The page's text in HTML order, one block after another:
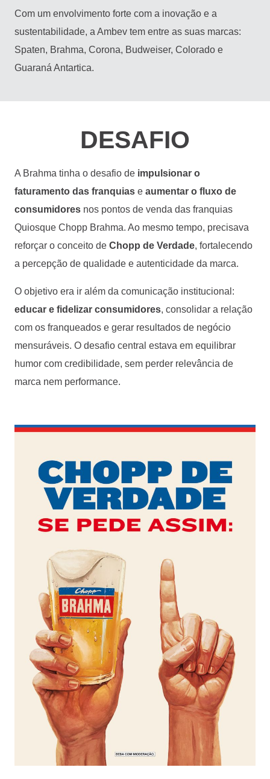
Com um envolvimento forte com a inovação e a
sustentabilidade, a Ambev tem entre as suas marcas:
Spaten, Brahma, Corona, Budweiser, Colorado e
Guaraná Antartica.
DESAFIO
A Brahma tinha o desafio de impulsionar o
faturamento das franquias e aumentar o fluxo de
consumidores nos pontos de venda das franquias
Quiosque Chopp Brahma. Ao mesmo tempo, precisava
reforçar o conceito de Chopp de Verdade, fortalecendo
a percepção de qualidade e autenticidade da marca.
O objetivo era ir além da comunicação institucional:
educar e fidelizar consumidores, consolidar a relação
com os franqueados e gerar resultados de negócio
mensuráveis. O desafio central estava em equilibrar
humor com credibilidade, sem perder relevância de
marca nem performance.